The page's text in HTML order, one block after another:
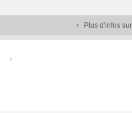
Plus d'infos